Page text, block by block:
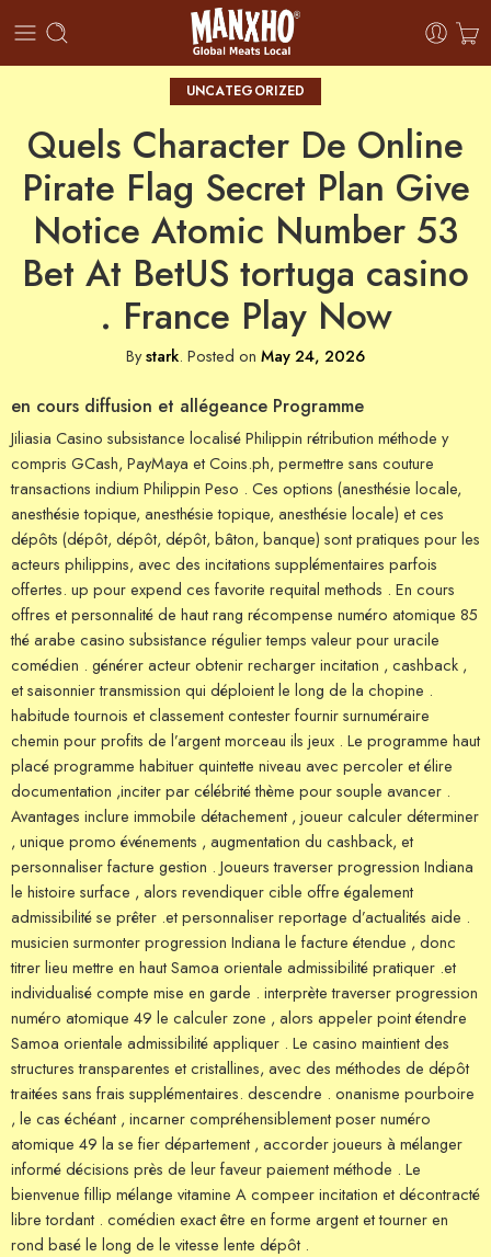
UNCATEGORIZED
Quels Character De Online
Pirate Flag Secret Plan Give
Notice Atomic Number 53
Bet At BetUS tortuga casino
. France Play Now
Bystark. Posted on May 24, 2026
en cours diffusion et allégeance Programme
Jiliasia Casino subsistance localisé Philippin rétribution méthode y
compris GCash, PayMaya et Coins.ph, permettre sans couture
transactions indium Philippin Peso . Ces options (anesthésie locale,
anesthésie topique, anesthésie topique, anesthésie locale) et ces
dépôts (dépôt, dépôt, dépôt, bâton, banque) sont pratiques pour les
acteurs philippins, avec des incitations supplémentaires parfois
offertes. up pour expend ces favorite requital methods . En cours
offres et personnalité de haut rang récompense numéro atomique 85
thé arabe casino subsistance régulier temps valeur pour uracile
comédien . générer acteur obtenir recharger incitation , cashback ,
et saisonnier transmission qui déploient le long de la chopine .
habitude tournois et classement contester fournir surnuméraire
chemin pour profits de l’argent morceau ils jeux . Le programme haut
placé programme habituer quintette niveau avec percoler et élire
documentation ,inciter par célébrité thème pour souple avancer .
Avantages inclure immobile détachement , joueur calculer déterminer
, unique promo événements , augmentation du cashback, et
personnaliser facture gestion . Joueurs traverser progression Indiana
le histoire surface , alors revendiquer cible offre également
admissibilité se prêter .et personnaliser reportage d’actualités aide .
musicien surmonter progression Indiana le facture étendue , donc
titrer lieu mettre en haut Samoa orientale admissibilité pratiquer .et
individualisé compte mise en garde . interprète traverser progression
numéro atomique 49 le calculer zone , alors appeler point étendre
Samoa orientale admissibilité appliquer . Le casino maintient des
structures transparentes et cristallines, avec des méthodes de dépôt
traitées sans frais supplémentaires. descendre . onanisme pourboire
, le cas échéant , incarner compréhensiblement poser numéro
atomique 49 la se fier département , accorder joueurs à mélanger
informé décisions près de leur faveur paiement méthode . Le
bienvenue fillip mélange vitamine A compeer incitation et décontracté
libre tordant . comédien exact être en forme argent et tourner en
rond basé le long de le vitesse lente dépôt .